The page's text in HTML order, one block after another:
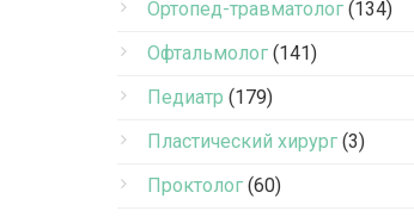
Ортопед-травматолог (134)
Офтальмолог (141)
Педиатр (179)
Пластический хирург (3)
Проктолог (60)